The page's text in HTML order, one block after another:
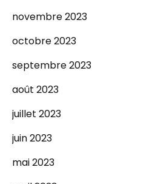
novembre 2023
octobre 2023
septembre 2023
août 2023
juillet 2023
juin 2023
mai 2023